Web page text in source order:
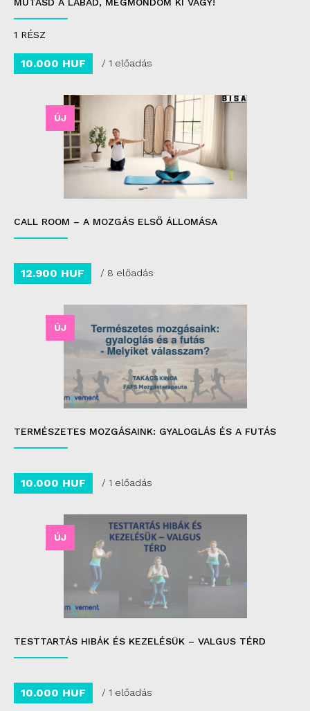
1 RÉSZ
10.000 HUF / 1 előadás
ÚJ
CALL ROOM – A MOZGÁS ELSŐ ÁLLOMÁSA
12.900 HUF / 8 előadás
ÚJ
TERMÉSZETES MOZGÁSAINK: GYALOGLÁS ÉS A FUTÁS
10.000 HUF / 1 előadás
ÚJ
TESTTARTÁS HIBÁK ÉS KEZELÉSÜK – VALGUS TÉRD
10.000 HUF / 1 előadás